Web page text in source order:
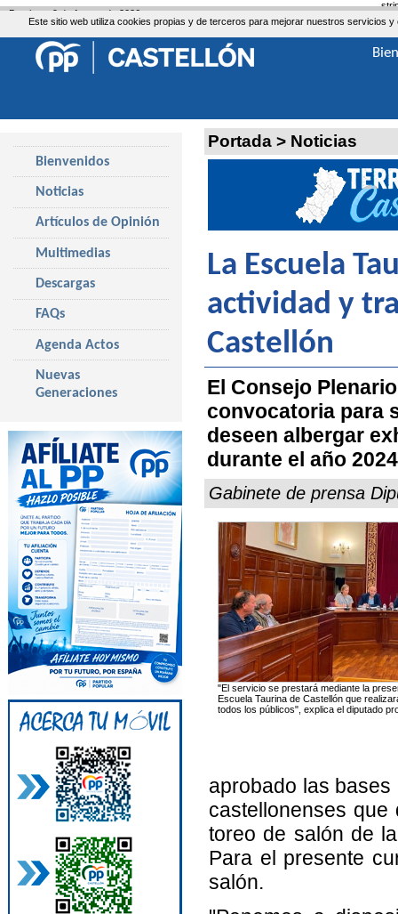
Este sitio web utiliza cookies propias y de terceros para mejorar nuestros servicios
Portada > Noticias
La Escuela
actividad y
Castellón
El Consejo
convocatoria para
deseen albergar
durante el año 2024
Gabinete de prensa
"El servicio se prestará mediante la
Escuela Taurina de Castellón que
todos los públicos", explica el diputado
aprobado las
castellonenses
toreo de salón de
Para el presente
salón.
Bienvenidos
Noticias
Artículos de Opinión
Multimedias
Descargas
FAQs
Agenda Actos
Nuevas
Generaciones
Domingo, 9 de Agosto de 2026